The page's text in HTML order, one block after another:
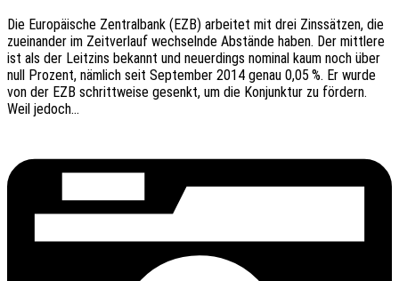
Die Euro­päi­sche Zentral­bank (EZB) arbei­tet mit drei Zins­sät­zen, die
zuein­an­der im Zeit­ver­lauf wech­seln­de Abstän­de haben. Der mitt­le­re
ist als der Leit­zins bekannt und neuer­dings nomi­nal kaum noch über
null Prozent, nämlich seit Septem­ber 2014 genau 0,05 %. Er wurde
von der EZB schritt­wei­se gesenkt, um die Konjunk­tur zu fördern.
Weil jedoch…